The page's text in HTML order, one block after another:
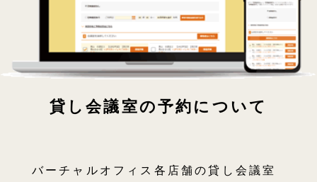
貸し会議室の予約について
バーチャルオフィス各店舗の貸し会議室